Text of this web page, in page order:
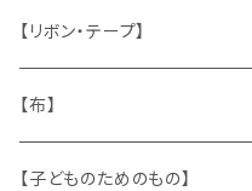
メタル製品
缶、箱
陶磁器
文房具
シール、ステッカー、クロモス
袋、箱、ナプキン、コースター
パズル、ゲーム
スタンプ
文房具
貝
メタル
ガラス
【リボン・テープ】
チロルテープ・イニシャルテープ
トリム
【布】
キッチンクロス、ナプキン
【子どものためのもの】